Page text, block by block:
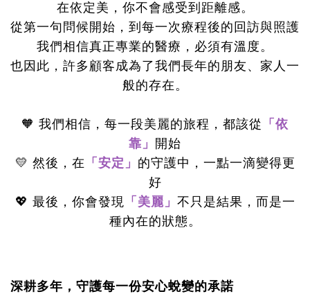
在依定美，你不會感受到距離感。
從第一句問候開始，到每一次療程後的回訪與照護
我們相信真正專業的醫療，必須有溫度。
也因此，許多顧客成為了我們長年的朋友、家人一
般的存在。
🧡 我們相信，每一段美麗的旅程，都該從 「依
靠」 開始
💛 然後，在 「安定」 的守護中，一點一滴變得更
好
💖 最後，你會發現 「美麗」 不只是結果，而是一
種內在的狀態。
深耕多年，守護每一份安心蛻變的承諾